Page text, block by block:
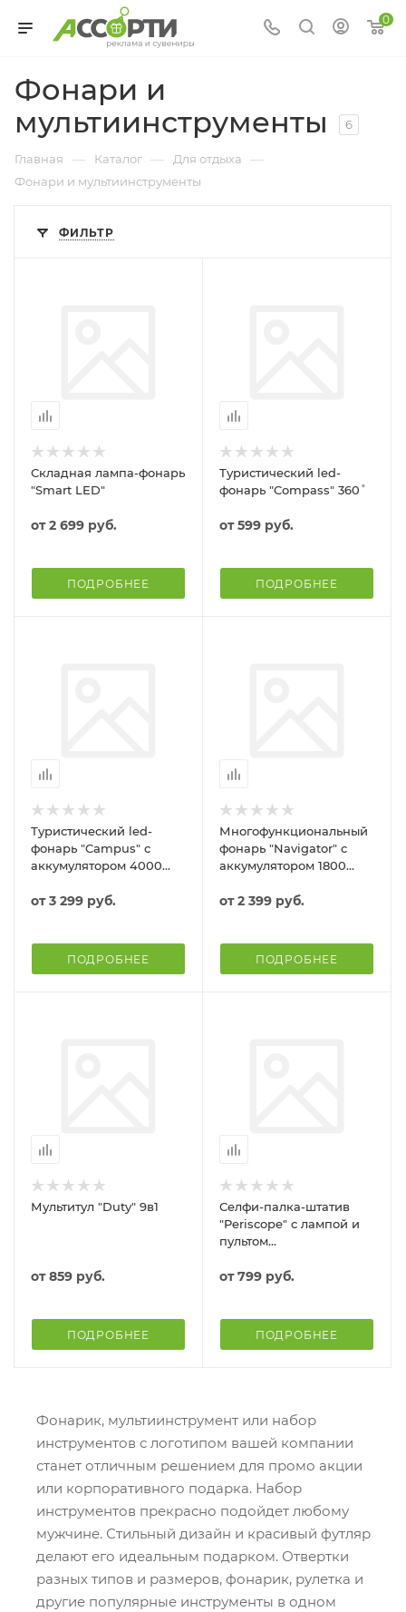
0
Фонари и
мультиинструменты
6
Главная — Каталог — Для отдыха —
Фонари и мультиинструменты
ФИЛЬТР
Складная лампа-фонарь
"Smart LED"
от2 699 руб.
ПОДРОБНЕЕ
Туристический led-
фонарь "Compass" 360˚
от599 руб.
ПОДРОБНЕЕ
Туристический led-
фонарь "Campus" с
аккумулятором 4000
от3 299 руб.
ПОДРОБНЕЕ
Многофункциональный
фонарь "Navigator" с
аккумулятором 1800
от2 399 руб.
ПОДРОБНЕЕ
Мультитул "Duty" 9в1
от859 руб.
ПОДРОБНЕЕ
Селфи-палка-штатив
"Periscope" с лампой и
пультом
управления
от799 руб.
ПОДРОБНЕЕ
Фонарик, мультиинструмент или набор
инструментов с логотипом вашей компании
станет отличным решением для промо акции
или корпоративного подарка. Набор
инструментов прекрасно подойдет любому
мужчине. Стильный дизайн и красивый футляр
делают его идеальным подарком. Отвертки
разных типов и размеров, фонарик, рулетка и
другие популярные инструменты в одном